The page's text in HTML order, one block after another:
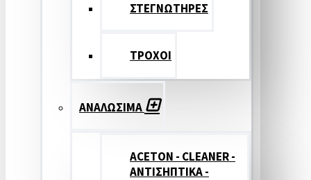
ΣΤΕΓΝΩΤΗΡΕΣ
ΤΡΟΧΟΙ
ΑΝΑΛΩΣΙΜΑ
ACETON - CLEANER -
ΑΝΤΙΣΗΠΤΙΚΑ -